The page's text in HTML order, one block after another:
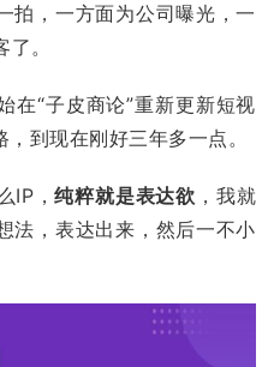
拍，一方面为公司曝光，一
了。
在“子皮商论”重新更新短视
到现在刚好三年多一点。
IP，纯粹就是表达欲 ，我就
法，表达出来，然后一不小